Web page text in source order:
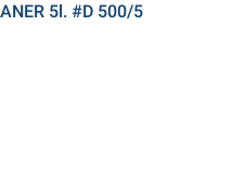
5l. #D 500/5